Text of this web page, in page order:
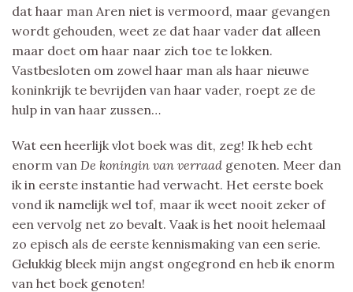
dat haar man Aren niet is vermoord, maar gevangen
wordt gehouden, weet ze dat haar vader dat alleen
maar doet om haar naar zich toe te lokken.
Vastbesloten om zowel haar man als haar nieuwe
koninkrijk te bevrijden van haar vader, roept ze de
hulp in van haar zussen…
Wat een heerlijk vlot boek was dit, zeg! Ik heb echt
enorm van De koningin van verraad genoten. Meer dan
ik in eerste instantie had verwacht. Het eerste boek
vond ik namelijk wel tof, maar ik weet nooit zeker of
een vervolg net zo bevalt. Vaak is het nooit helemaal
zo episch als de eerste kennismaking van een serie.
Gelukkig bleek mijn angst ongegrond en heb ik enorm
van het boek genoten!